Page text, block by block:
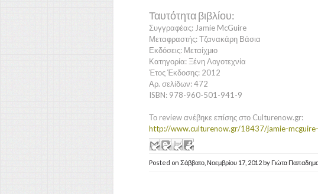
Ταυτότητα βιβλίου:
Συγγραφέας: Jamie McGuire
Μεταφραστής: Τζανακάρη Βάσια
Εκδόσεις: Μεταίχμιο
Κατηγορία: Ξένη Λογοτεχνία
Έτος Έκδοσης: 2012
Αρ. σελίδων: 472
ISBN: 978-960-501-941-9
Το review ανέβηκε επίσης στο Culturenow.gr:
http://www.culturenow.gr/18437/jamie-
Posted on Σάββατο, Νοεμβρίου 17, 2012 by Γιώτα